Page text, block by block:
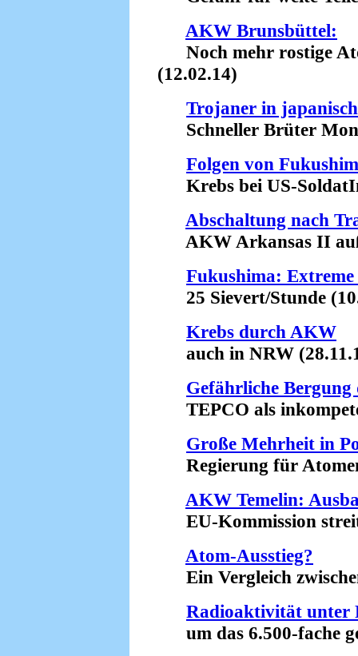
AKW Brunsbüttel:
Noch mehr rostige
(12.02.14)
Trojaner in
Schneller Brüter
Folgen von
Krebs bei US-
Abschaltung nach
AKW Arkansas II
Fukushima:
25 Sievert/Stunde
Krebs durch AKW
auch in NRW
Gefährliche Bergung
TEPCO als
Große Mehrheit in
Regierung für
AKW Temelin:
EU-Kommission
Atom-Ausstieg?
Ein Vergleich
Radioaktivität unter
um das 6.500-fache